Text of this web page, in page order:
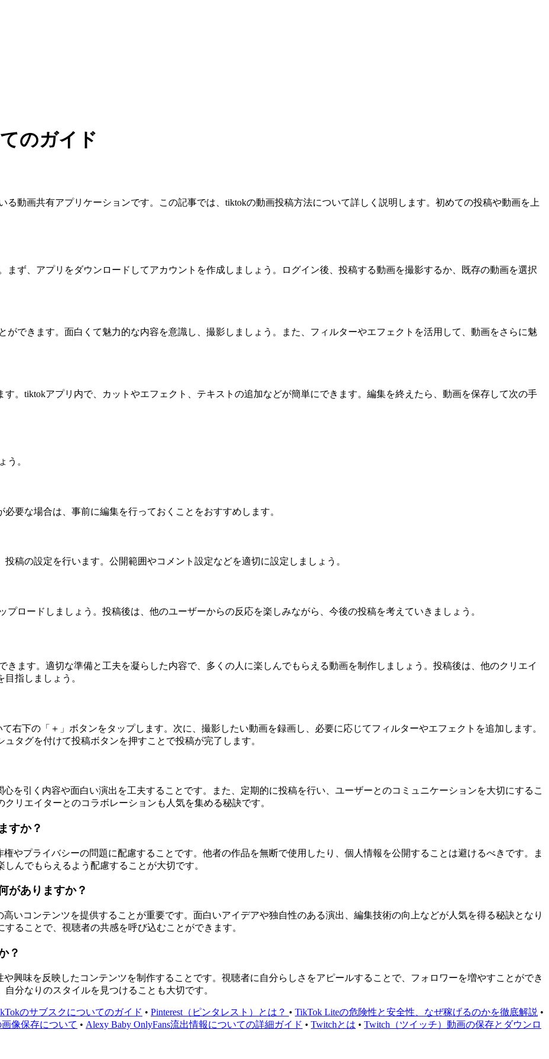
のガイド
動画共有アプリケーションです。この記事では、tiktokの動画投稿方法について詳しく説明します。初めての投稿や動画を上
まず、アプリをダウンロードしてアカウントを作成しましょう。ログイン後、投稿する動画を撮影するか、既存の動画を選択
ができます。面白くて魅力的な内容を意識し、撮影しましょう。また、フィルターやエフェクトを活用して、動画をさらに魅
。tiktokアプリ内で、カットやエフェクト、テキストの追加などが簡単にできます。編集を終えたら、動画を保存して次の手
う。
要な場合は、事前に編集を行っておくことをおすすめします。
稿の設定を行います。公開範囲やコメント設定などを適切に設定しましょう。
ロードしましょう。投稿後は、他のユーザーからの反応を楽しみながら、今後の投稿を考えていきましょう。
きます。適切な準備と工夫を凝らした内容で、多くの人に楽しんでもらえる動画を制作しましょう。投稿後は、他のクリエイ
指しましょう。
右下の「＋」ボタンをタップします。次に、撮影したい動画を録画し、必要に応じてフィルターやエフェクトを追加します。
タグを付けて投稿ボタンを押すことで投稿が完了します。
を引く内容や面白い演出を工夫することです。また、定期的に投稿を行い、ユーザーとのコミュニケーションを大切にするこ
リエイターとのコラボレーションも人気を集める秘訣です。
すか？
やプライバシーの問題に配慮することです。他者の作品を無断で使用したり、個人情報を公開することは避けるべきです。ま
んでもらえるよう配慮することが大切です。
がありますか？
いコンテンツを提供することが重要です。面白いアイデアや独自性のある演出、編集技術の向上などが人気を得る秘訣となり
ることで、視聴者の共感を呼び込むことができます。
？
興味を反映したコンテンツを制作することです。視聴者に自分らしさをアピールすることで、フォロワーを増やすことができ
分なりのスタイルを見つけることも大切です。
のサブスクについてのガイド • Pinterest（ピンタレスト）とは？ • TikTok Liteの危険性と安全性、なぜ稼げるのかを徹底解説 •
像保存について • Alexy Baby OnlyFans流出情報についての詳細ガイド • Twitchとは • Twitch（ツイッチ）動画の保存とダウンロ